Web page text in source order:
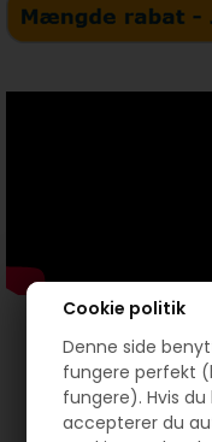
Cookie politik
Denne side
fungere perfekt
fungere). Hvis
accepterer du